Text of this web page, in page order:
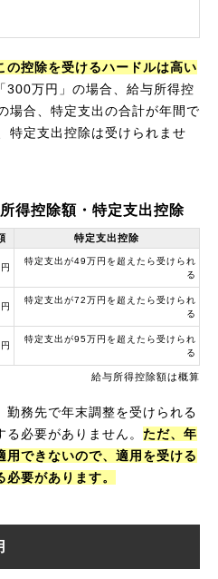
の控除を受けるハードルは高い
300万円」の場合、給与所得控
場合、特定支出の合計が年間で
特定支出控除は受けられませ
得控除額・特定支出控除
特定支出控除
特定支出が49万円を超えたら受けられ
る
特定支出が72万円を超えたら受けられ
る
特定支出が95万円を超えたら受けられ
る
給与所得控除額は概算
務先で年末調整を受けられる
必要がありません。 ただ、年
できないので、適用を受ける
要があります。